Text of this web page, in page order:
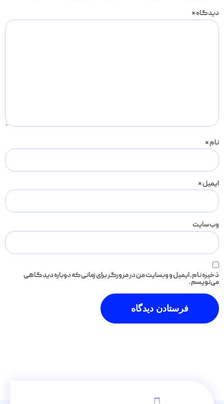
دیدگاه*
نام*
ایمیل*
وب‌ سایت
ذخیره نام، ایمیل و وبسایت من در مرورگر برای زمانی که دوباره دیدگاهی
می‌نویسم.